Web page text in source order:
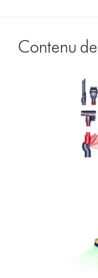
Contenu